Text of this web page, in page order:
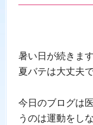
暑い日が続きます
夏バテは大丈夫
今日のブログは
うのは運動をし